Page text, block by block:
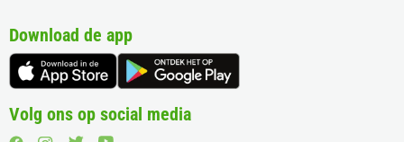
Download de app
Volg ons op social media